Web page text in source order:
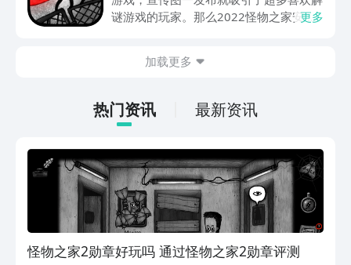
谜游戏的玩家。那么2022怪物之家安卓
不要错过下边的精彩内容哦。
更多
加载更多
热门资讯 最新资讯
怪物之家2勋章好玩吗 通过怪物之家2勋章评测